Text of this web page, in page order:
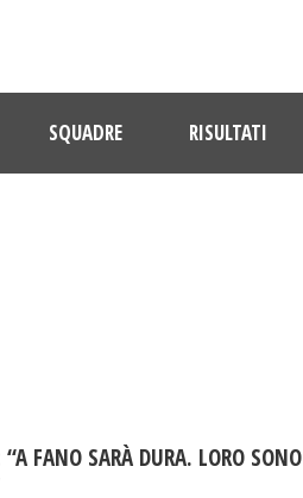
SQUADRE RISULTATI
FANO SARÀ DURA. LORO SONO